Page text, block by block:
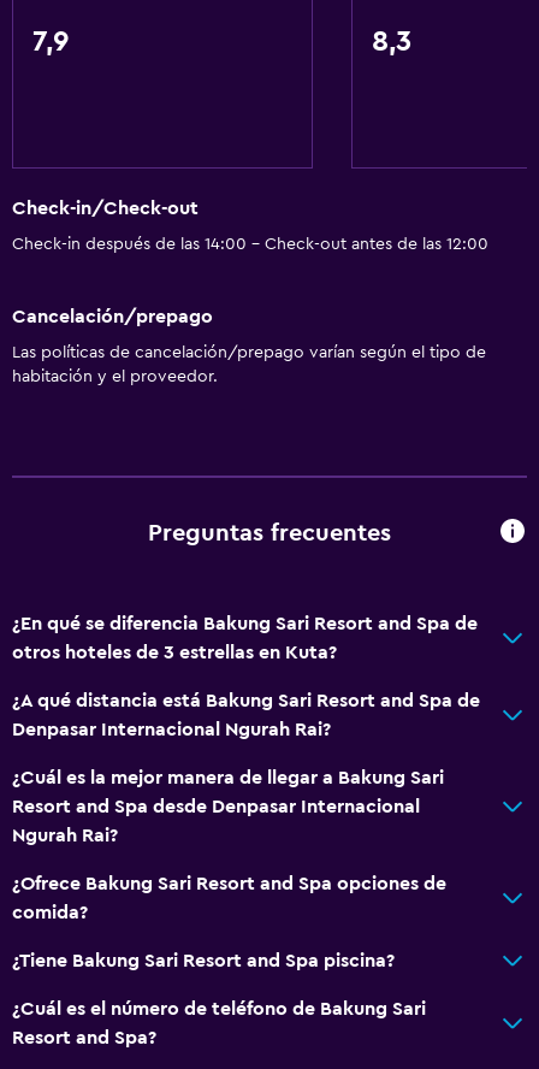
7,9 8,3
Check-in/Check-out
Check-in después de las 14:00 - Check-out antes de las 12:00
Cancelación/prepago
Las políticas de cancelación/prepago varían según el tipo de
habitación y el proveedor.
Preguntas frecuentes
¿En qué se diferencia Bakung Sari Resort and Spa de
otros hoteles de 3 estrellas en Kuta?
¿A qué distancia está Bakung Sari Resort and Spa de
Denpasar Internacional Ngurah Rai?
¿Cuál es la mejor manera de llegar a Bakung Sari
Resort and Spa desde Denpasar Internacional
Ngurah Rai?
¿Ofrece Bakung Sari Resort and Spa opciones de
comida?
¿Tiene Bakung Sari Resort and Spa piscina?
¿Cuál es el número de teléfono de Bakung Sari
Resort and Spa?